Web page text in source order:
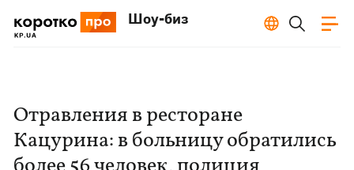
Шоу-биз
Отравления в ресторане
Кацурина: в больницу обратились